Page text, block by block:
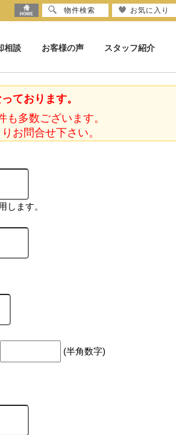
相談 お客様の声 スタッフ紹介
ております。
多数ございます。
お問合せ下さい。
します。
(半角数字)
物件検索 お気に入り